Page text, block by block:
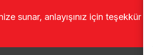
sunar, anlayışınız için teşekkür